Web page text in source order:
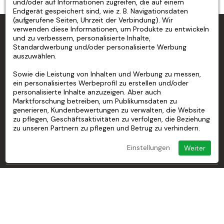
Schaufenster besuchen können, um etwas zu kaufen
oder Informationen zu erhalten.
Neben der Bereitstellung praktischer Informationen
kann einSchaufenster-Öffnungszeitenaufkleber
auch dazu beitragen, das Image eines Unternehmens
zu stärken, indem er den Kunden zeigt, dass das
Unternehmen organisiert und professionell ist.
Darüber hinaus kann ein Schaufenster-
Öffnungszeitenaufkleberauch dabei helfen, neue
Kunden zu gewinnen, indem er zeigt, dass das
Unternehmen zu Zeiten geöffnet ist, die in ihren
Zeitplan passen. Dies kann besonders wichtig für
Geschäfte sein, die sich in Gebieten befinden, die von
MPA PRO SPEZIALIST FÜR PROFESSIONELLE
MARKIERUNGEN
MPA PRO
UNSERE DIENSTLEISTUNGEN
MEIN KONTO
HILFE
und/oder auf Informationen zugreifen, die auf einem
Endgerät gespeichert sind, wie z. B. Navigationsdaten
(aufgerufene Seiten, Uhrzeit der Verbindung). Wir
verwenden diese Informationen, um Produkte zu entwickeln
und zu verbessern, personalisierte Inhalte,
Standardwerbung und/oder personalisierte Werbung
auszuwählen.
Sowie die Leistung von Inhalten und Werbung zu messen,
ein personalisiertes Werbeprofil zu erstellen und/oder
personalisierte Inhalte anzuzeigen. Aber auch
Marktforschung betreiben, um Publikumsdaten zu
generieren, Kundenbewertungen zu verwalten, die Website
zu pflegen, Geschäftsaktivitäten zu verfolgen, die Beziehung
zu unseren Partnern zu pflegen und Betrug zu verhindern.
Weiter
Einstellungen